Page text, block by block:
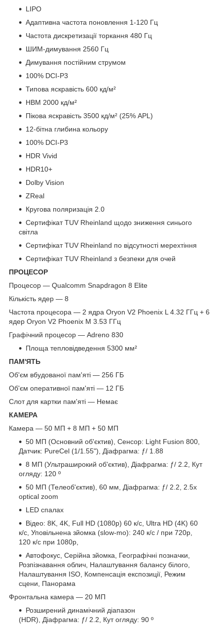
LIPO
Адаптивна частота поновлення 1-120 Гц
Частота дискретизації торкання 480 Гц
ШИМ-димування 2560 Гц
Димування постійним струмом
100% DCI-P3
Типова яскравість 600 кд/м²
HBM 2000 кд/м²
Пікова яскравість 3500 кд/м² (25% APL)
12-бітна глибина кольору
100% DCI-P3
HDR Vivid
HDR10+
Dolby Vision
ZReal
Кругова поляризація 2.0
Сертифікат TUV Rheinland щодо зниження синього
світла
Сертифікат TUV Rheinland по відсутності мерехтіння
Сертифікат TUV Rheinland з безпеки для очей
ПРОЦЕСОР
Процесор — Qualcomm Snapdragon 8 Elite
Кількість ядер — 8
Частота процесора — 2 ядра Oryon V2 Phoenix L 4.32 ГГц + 6
ядер Oryon V2 Phoenix M 3.53 ГГц
Графічний процесор — Adreno 830
Площа тепловідведення 5300 мм²
ПАМ'ЯТЬ
Об'єм вбудованої пам'яті — 256 ГБ
Об'єм оперативної пам'яті — 12 ГБ
Слот для картки пам'яті — Немає
КАМЕРА
Камера — 50 МП + 8 МП + 50 МП
50 МП (Основний об'єктив), Сенсор: Light Fusion 800,
Датчик: PureCel (1/1.55"), Діафрагма: ƒ/ 1.88
8 МП (Ультраширокий об'єктив), Діафрагма: ƒ/ 2.2, Кут
огляду: 120 º
50 МП (Телеоб'єктив), 60 мм, Діафрагма: ƒ/ 2.2, 2.5x
optical zoom
LED спалах
Відео: 8K, 4K, Full HD (1080p) 60 к/с, Ultra HD (4K) 60
к/с, Уповільнена зйомка (slow-mo): 240 к/с / при 720p,
120 к/с при 1080p,
Автофокус, Серійна зйомка, Географічні позначки,
Розпізнавання облич, Налаштування балансу білого,
Налаштування ISO, Компенсація експозиції, Режим
сцени, Панорама
Фронтальна камера — 20 МП
Розширений динамічний діапазон
(HDR), Діафрагма: ƒ/ 2.2, Кут огляду: 90 º